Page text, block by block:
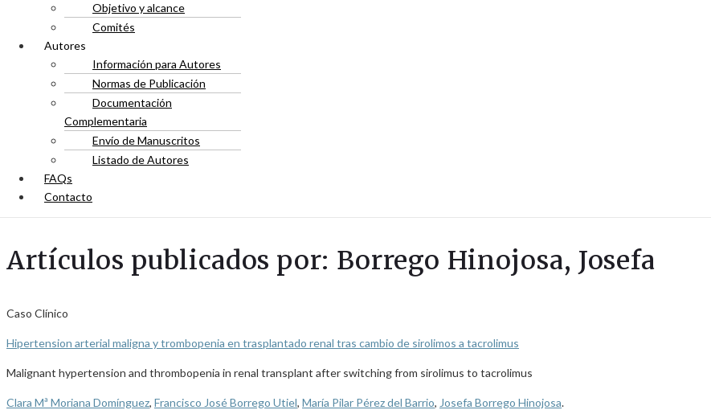
Objetivo y alcance
Comités
Autores
Información para Autores
Normas de Publicación
Documentación
Complementaria
Envío de Manuscritos
Listado de Autores
FAQs
Contacto
Artículos publicados por: Borrego Hinojosa, Josefa
Caso Clínico
Hipertension arterial maligna y trombopenia en trasplantado renal tras cambio de sirolimos a tacrolimus
Malignant hypertension and thrombopenia in renal transplant after switching from sirolimus to tacrolimus
Clara Mª Moriana Domínguez, Francisco José Borrego Utiel, María Pilar Pérez del Barrio, Josefa Borrego Hinojosa.